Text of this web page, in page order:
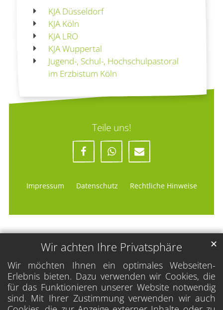
Wir achten Ihre Privatsphäre
Wir möchten Ihnen ein optimales Webseiten-
Erlebnis bieten. Dazu verwenden wir Cookies, die
für das Funktionieren unserer Website notwendig
sind. Mit Ihrer Zustimmung verwenden wir auch
✕
KJA Düsseldorf
KJA Köln
KJA LRO
KJA Wuppertal
Jugend-, Schul-, Hochschulpastoral
im Erzbistum Köln
Teile uns!
Impressum Datenschutz Rechtliche Hinweise